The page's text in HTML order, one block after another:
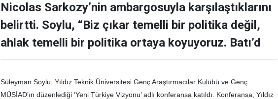
Nicolas Sarkozy’nin ambargosuyla karşılaştıklarını
belirtti. Soylu, “Biz çıkar temelli bir politika değil,
ahlak temelli bir politika ortaya koyuyoruz. Batı’d
Süleyman Soylu, Yıldız Teknik Üniversitesi Genç Araştırmacılar Kulübü ve Genç
MÜSİAD’ın düzenlediği ‘Yeni Türkiye Vizyonu’ adlı konferansa katıldı. Konferansa, Yıldız